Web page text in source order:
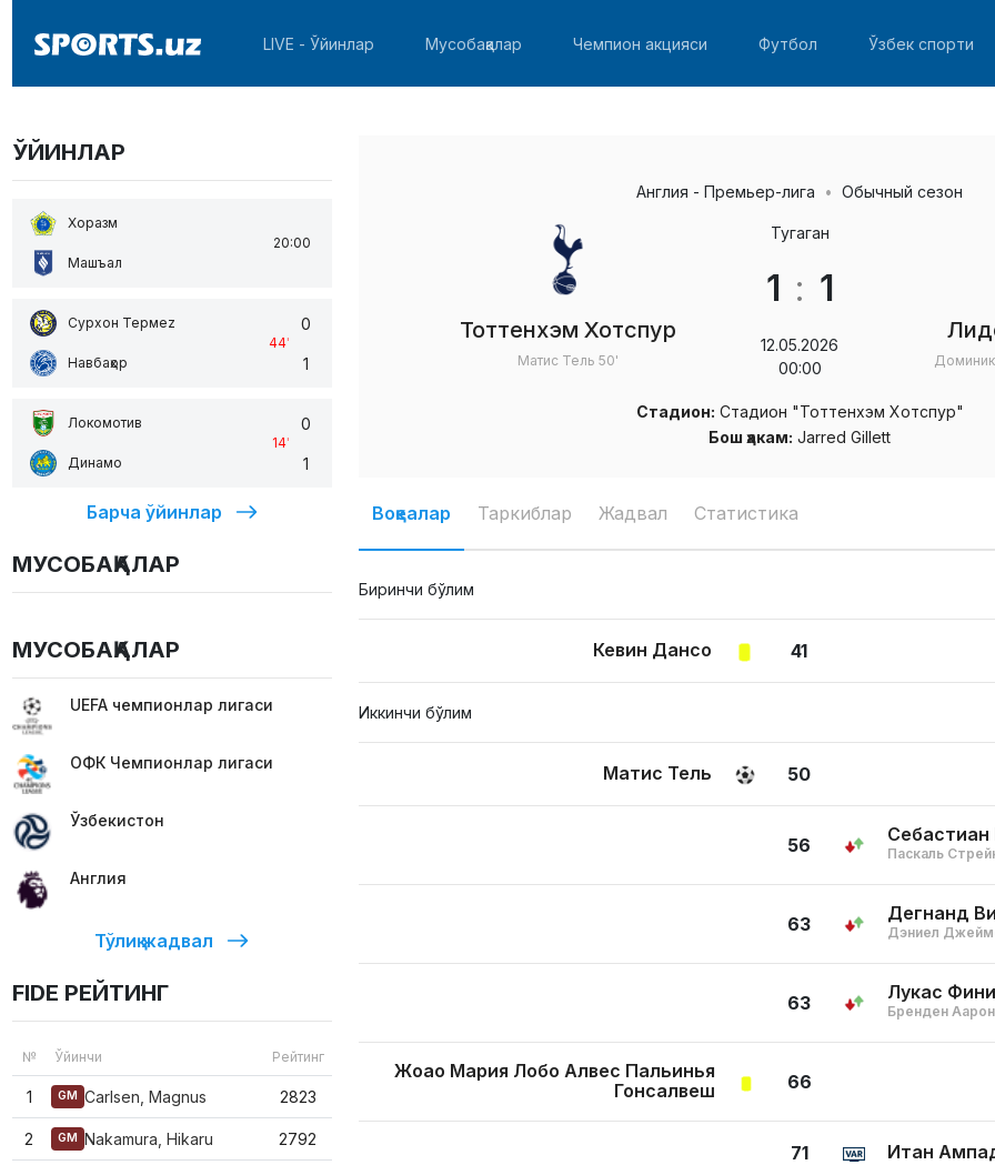
LIVE - Ўйинлар Мусобақалар Чемпион акцияси Футбол Ўзбек спорти
ЎЙИНЛАР
Хоразм
Машъал
20:00
Сурхон Термеz
Навбаҳор
44'
0
1
Локомотив
Динамо
14'
0
1
Барча ўйинлар
МУСОБАҚАЛАР
МУСОБАҚАЛАР
UEFA чемпионлар лигаси
ОФК Чемпионлар лигаси
Ўзбекистон
Англия
Тўлиқ жадвал
FIDE РЕЙТИНГ
№ Ўйинчи Рейтинг
1 GM Carlsen, Magnus 2823
2 GM Nakamura, Hikaru 2792
Англия - Премьер-лига Обычный сезон
Тоттенхэм Хотспур
Матис Тель 50'
Тугаган
1 : 1
12.05.2026
00:00
Стадион: Стадион "Тоттенхэм Хотспур"
Бош ҳакам: Jarred Gillett
Воқеалар Таркиблар Жадвал Статистика
Биринчи бўлим
41
Кевин Дансо
Иккинчи бўлим
50
Матис Тель
56 Себастиан
Паскаль
63 Дегнанд
Дэниел
63 Лукас
Бренден
66
Жоао Мария Лобо Алвес Пальинья
Гонсалвеш
71 Итан